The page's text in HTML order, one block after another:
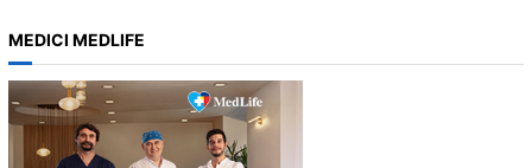
r
c
h
MEDICI MEDLIFE